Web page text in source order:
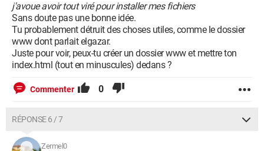
j'avoue avoir tout viré pour installer mes fichiers
Sans doute pas une bonne idée.
Tu probablement détruit des choses utiles, comme le dossier
www dont parlait elgazar.
Juste pour voir, peux-tu créer un dossier www et mettre ton
index.html (tout en minuscules) dedans ?
Commenter 0
RÉPONSE 6 / 7
Zermel0